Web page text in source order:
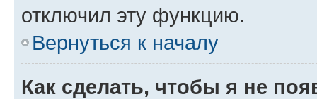
отключил эту функцию.
Вернуться к началу
Как сделать, чтобы я не